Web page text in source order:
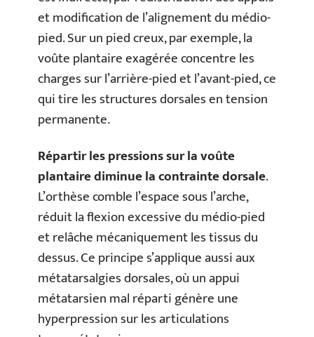
et modification de l’alignement du médio-
pied. Sur un pied creux, par exemple, la
voûte plantaire exagérée concentre les
charges sur l’arrière-pied et l’avant-pied, ce
qui tire les structures dorsales en tension
permanente.
Répartir les pressions sur la voûte
plantaire diminue la contrainte dorsale.
L’orthèse comble l’espace sous l’arche,
réduit la flexion excessive du médio-pied
et relâche mécaniquement les tissus du
dessus. Ce principe s’applique aussi aux
métatarsalgies dorsales, où un appui
métatarsien mal réparti génère une
hyperpression sur les articulations